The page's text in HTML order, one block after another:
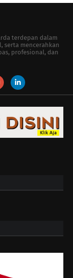
terdepan dalam
serta mencerahkan
profesional, dan